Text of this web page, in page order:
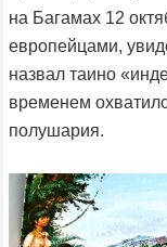
на Багамах 12
европейцами,
назвал таино
временем
полушария.